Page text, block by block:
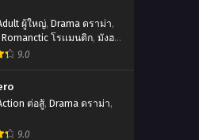
ผู้ใหญ่, Drama ดราม่า,
Romanctic โรเเมนติก, มังฮ
9.0
ต่อสู้, Drama ดราม่า,
9.0